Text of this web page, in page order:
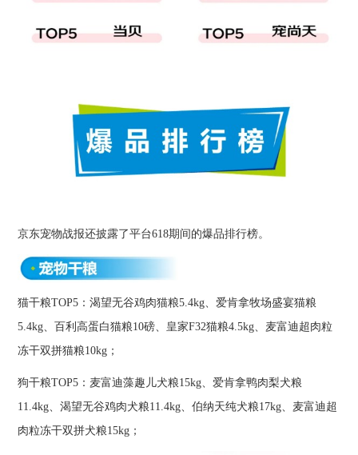
京东宠物战报还披露了平台618期间的爆品排行榜。
猫干粮TOP5：渴望无谷鸡肉猫粮5.4kg、爱肯拿牧场盛宴猫粮
5.4kg、百利高蛋白猫粮10磅、皇家F32猫粮4.5kg、麦富迪超肉粒
冻干双拼猫粮10kg；
狗干粮TOP5：麦富迪藻趣儿犬粮15kg、爱肯拿鸭肉梨犬粮
11.4kg、渴望无谷鸡肉犬粮11.4kg、伯纳天纯犬粮17kg、麦富迪超
肉粒冻干双拼犬粮15kg；